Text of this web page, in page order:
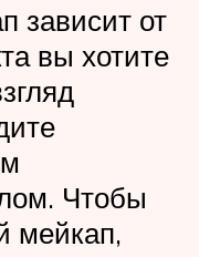
зависит от
вы хотите
Чтобы
мейкап,